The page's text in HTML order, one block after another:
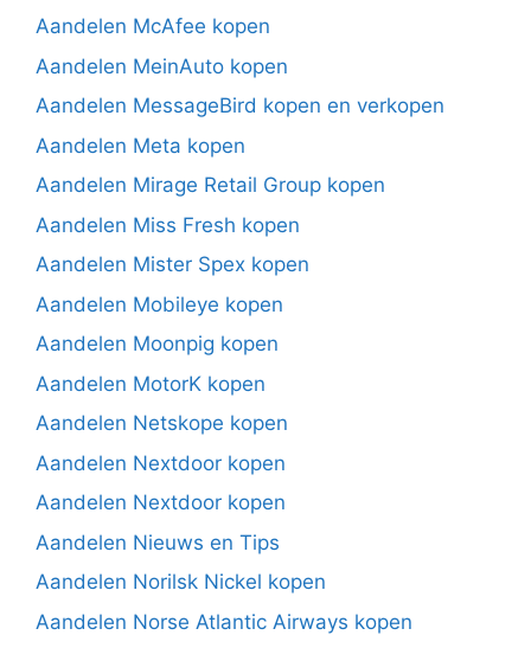
Aandelen McAfee kopen
Aandelen MeinAuto kopen
Aandelen MessageBird kopen en verkopen
Aandelen Meta kopen
Aandelen Mirage Retail Group kopen
Aandelen Miss Fresh kopen
Aandelen Mister Spex kopen
Aandelen Mobileye kopen
Aandelen Moonpig kopen
Aandelen MotorK kopen
Aandelen Netskope kopen
Aandelen Nextdoor kopen
Aandelen Nextdoor kopen
Aandelen Nieuws en Tips
Aandelen Norilsk Nickel kopen
Aandelen Norse Atlantic Airways kopen